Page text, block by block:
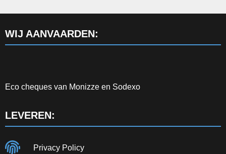
WIJ AANVAARDEN:
Eco cheques van Monizze en Sodexo
LEVEREN:
Privacy Policy